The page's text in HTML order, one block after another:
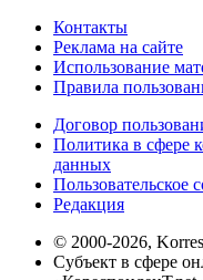
Контакты
Реклама на сайте
Использование
Правила
Договор
Политика в сфере
данных
Пользовательское
Редакция
© 2000-2026,
Субъект в сфере